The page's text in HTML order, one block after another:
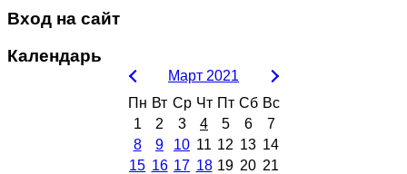
Вход на сайт
Календарь
Март 2021
Пн Вт Ср Чт Пт Сб Вс
1
2 3 4 5 6
7
8
9 10 11 12 13 14
15 16 17 18 19 20 21